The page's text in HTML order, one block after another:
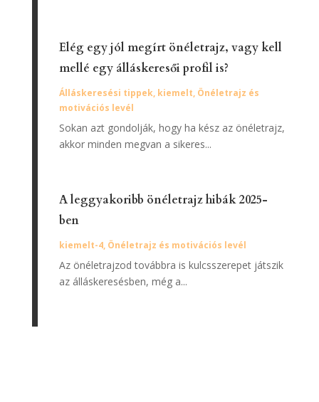
Elég egy jól megírt önéletrajz, vagy kell
mellé egy álláskeresői profil is?
Álláskeresési tippek, kiemelt, Önéletrajz és
motivációs levél
Sokan azt gondolják, hogy ha kész az önéletrajz,
akkor minden megvan a sikeres...
A leggyakoribb önéletrajz hibák 2025-
ben
kiemelt-4, Önéletrajz és motivációs levél
Az önéletrajzod továbbra is kulcsszerepet játszik
az álláskeresésben, még a...